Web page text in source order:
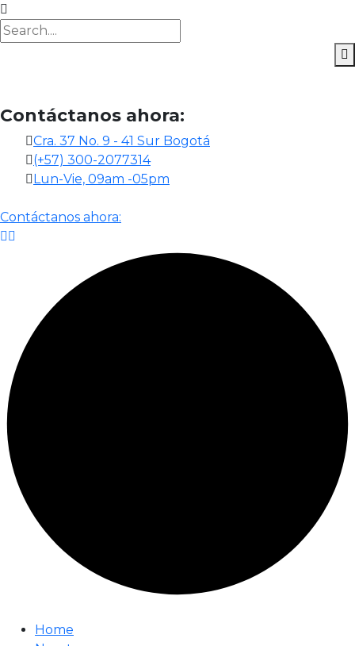
Contáctanos ahora:
Cra. 37 No. 9 - 41 Sur Bogotá
(+57) 300-2077314
Lun-Vie, 09am -05pm
Contáctanos ahora:
Home